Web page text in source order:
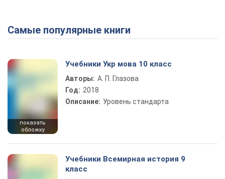
Play Video
Самые популярные книги
показать
обложку
Учебники Укр мова 10 класс
Авторы: А. П. Глазова
Год: 2018
Описание: Уровень стандарта
Учебники Всемирная история 9
класс